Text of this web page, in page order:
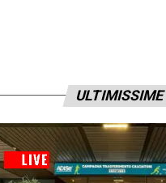
ULTIMISSIME